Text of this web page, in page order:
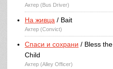
Актер (Bus Driver)
На живца / Bait
Актер (Convict)
Спаси и сохрани / Bless the
Child
Актер (Alley Officer)